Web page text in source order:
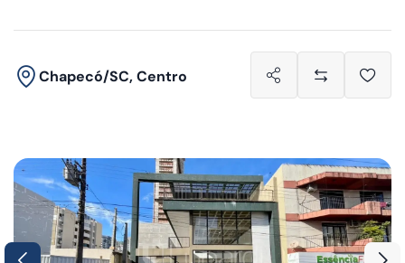
Chapecó/SC, Centro